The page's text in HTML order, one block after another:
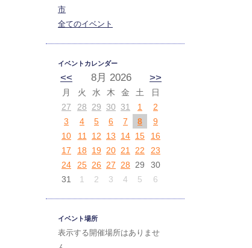
市
全てのイベント
イベントカレンダー
<< 8月 2026 >>
月 火 水 木 金 土
日
27
28 29 30 31 1
2
3
4 5 6 7 8
9
10
11 12 13 14 15
16
17
18 19 20 21 22
23
24
25 26 27 28 29
30
31
1 2 3 4 5 6
イベント場所
表示する開催場所はありませ